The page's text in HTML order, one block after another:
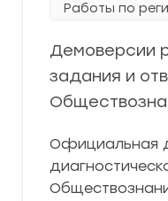
Работы по
Демоверсии
задания и
Официальная